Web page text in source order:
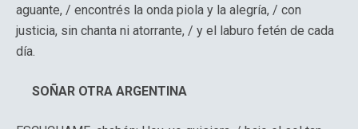
aguante, / encontrés la onda piola y la alegría, / con
justicia, sin chanta ni atorrante, / y el laburo fetén de cada
día.
SOÑAR OTRA ARGENTINA